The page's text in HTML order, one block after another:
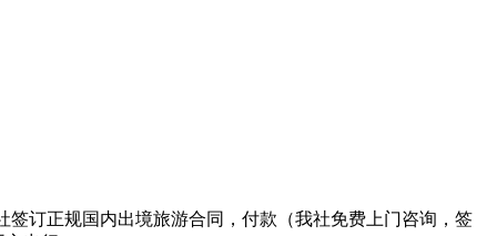
订正规国内出境旅游合同，付款（我社免费上门咨询，签